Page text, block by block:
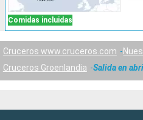
Comidas incluidas
Cruceros www.cruceros.com
Cruceros Groenlandia
Salida en